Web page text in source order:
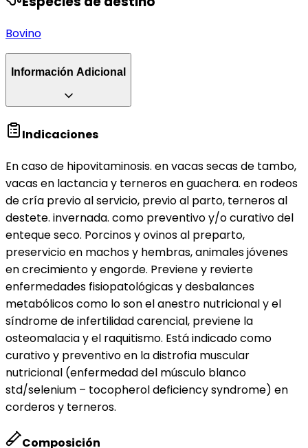
Bovino
Información Adicional
Indicaciones
En caso de hipovitaminosis. en vacas secas de tambo,
vacas en lactancia y terneros en guachera. en rodeos
de cría previo al servicio, previo al parto, terneros al
destete. invernada. como preventivo y/o curativo del
enteque seco. Porcinos y ovinos al preparto,
preservicio en machos y hembras, animales jóvenes
en crecimiento y engorde. Previene y revierte
enfermedades fisiopatológicas y desbalances
metabólicos como lo son el anestro nutricional y el
síndrome de infertilidad carencial, previene la
osteomalacia y el raquitismo. Está indicado como
curativo y preventivo en la distrofia muscular
nutricional (enfermedad del músculo blanco
std/selenium – tocopherol deficiency syndrome) en
corderos y terneros.
Composición